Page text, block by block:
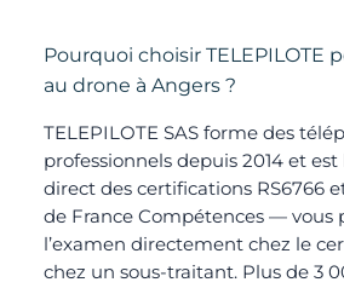
Pourquoi choisir TELEPILOTE
au drone à Angers ?
TELEPILOTE SAS forme des
professionnels depuis 2014 et
direct des certifications RS6766
de France Compétences — vous
l’examen directement chez le
chez un sous-traitant. Plus de 3